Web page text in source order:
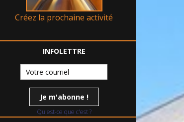
Créez la prochaine activité
INFOLETTRE
Qu'est-ce que c'est ?